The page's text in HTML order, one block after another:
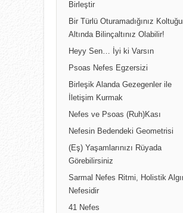
Birleştir
Bir Türlü Oturamadığınız
Altında Bilinçaltınız Olabilir!
Heyy Sen… İyi ki Varsın
Psoas Nefes Egzersizi
Birleşik Alanda Gezegenler ile
İletişim Kurmak
Nefes ve Psoas (Ruh)Kası
Nefesin Bedendeki Geometrisi
(Eş) Yaşamlarınızı Rüyada
Görebilirsiniz
Sarmal Nefes Ritmi, Holistik
Nefesidir
41 Nefes